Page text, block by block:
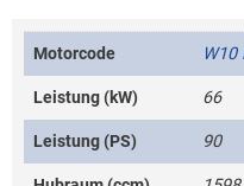
Motorcode W10
Leistung (kW) 66
Leistung (PS) 90